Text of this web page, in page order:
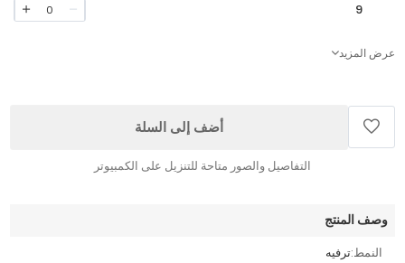
9
0
عرض المزيد
أضف إلى السلة
التفاصيل والصور متاحة للتنزيل على الكمبيوتر
وصف المنتج
النمط:ترفيه